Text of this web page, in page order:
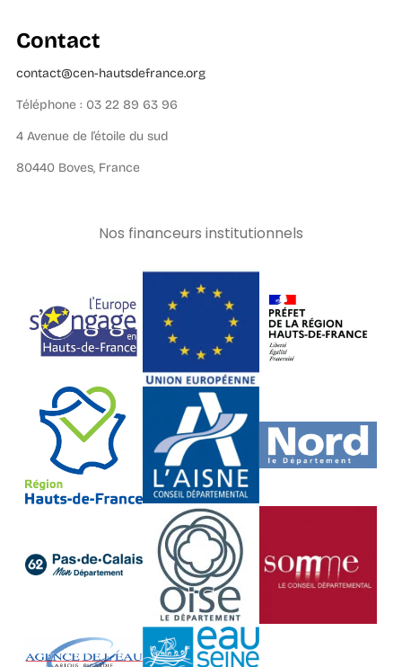
Contact
contact@cen-hautsdefrance.org
Téléphone : 03 22 89 63 96
4 Avenue de l’étoile du sud
80440 Boves, France
Nos financeurs institutionnels